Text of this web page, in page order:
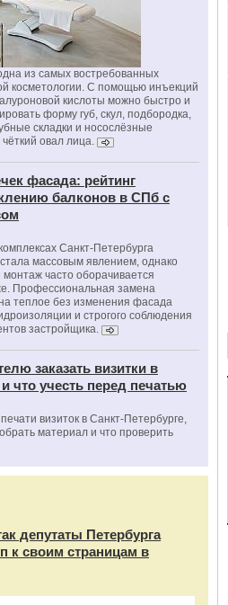
из самых востребованных
косметологии. С помощью инъекций
кислоты можно быстро и
форму губ, скул, подбородка,
складки и носослёзные
овал лица.
фасада: рейтинг
балконов в СПб с
Санкт-Петербурга
массовым явлением, однако
часто оборачивается
Профессиональная замена
теплое без изменения фасада
и строгого соблюдения
застройщика.
заказать визитки в
что учесть перед печатью
визиток в Санкт-Петербурге,
материал и что проверить
депутаты Петербурга
к своим страницам в